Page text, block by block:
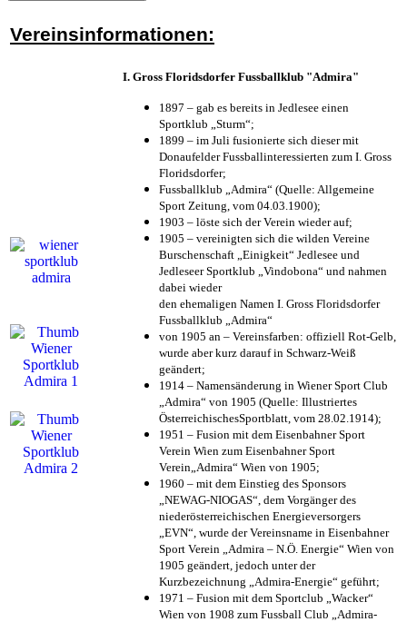
Vereinsinformationen:
I. Gross Floridsdorfer Fussballklub "Admira"
1897 – gab es bereits in Jedlesee einen
Sportklub „Sturm“;
1899 – im Juli fusionierte sich dieser mit
Donaufelder Fussballinteressierten zum I. Gross
Floridsdorfer;
Fussballklub „Admira“ (Quelle: Allgemeine
Sport Zeitung, vom 04.03.1900);
1903 – löste sich der Verein wieder auf;
1905 – vereinigten sich die wilden Vereine
Burschenschaft „Einigkeit“ Jedlesee und
Jedleseer Sportklub „Vindobona“ und nahmen
dabei wieder
den ehemaligen Namen I. Gross Floridsdorfer
Fussballklub „Admira“
von 1905 an – Vereinsfarben: offiziell Rot-Gelb,
wurde aber kurz darauf in Schwarz-Weiß
geändert;
1914 – Namensänderung in Wiener Sport Club
„Admira“ von 1905 (Quelle: Illustriertes
ÖsterreichischesSportblatt, vom 28.02.1914);
1951 – Fusion mit dem Eisenbahner Sport
Verein Wien zum Eisenbahner Sport
Verein„Admira“ Wien von 1905;
1960 – mit dem Einstieg des Sponsors
„NEWAG-NIOGAS“, dem Vorgänger des
niederösterreichischen Energieversorgers
„EVN“, wurde der Vereinsname in Eisenbahner
Sport Verein „Admira – N.Ö. Energie“ Wien von
1905 geändert, jedoch unter der
Kurzbezeichnung „Admira-Energie“ geführt;
1971 – Fusion mit dem Sportclub „Wacker“
Wien von 1908 zum Fussball Club „Admira-